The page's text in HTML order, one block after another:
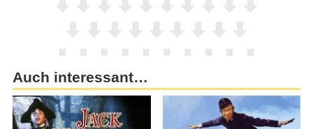
Auch interessant…